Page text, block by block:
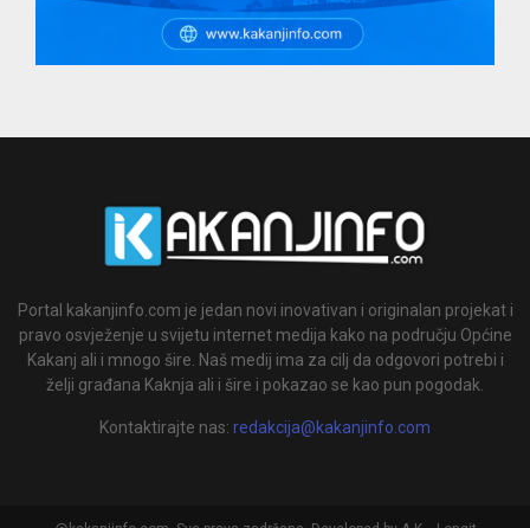
Portal kakanjinfo.com je jedan novi inovativan i originalan projekat i
pravo osvježenje u svijetu internet medija kako na području Općine
Kakanj ali i mnogo šire. Naš medij ima za cilj da odgovori potrebi i
želji građana Kaknja ali i šire i pokazao se kao pun pogodak.
Kontaktirajte nas: redakcija@kakanjinfo.com